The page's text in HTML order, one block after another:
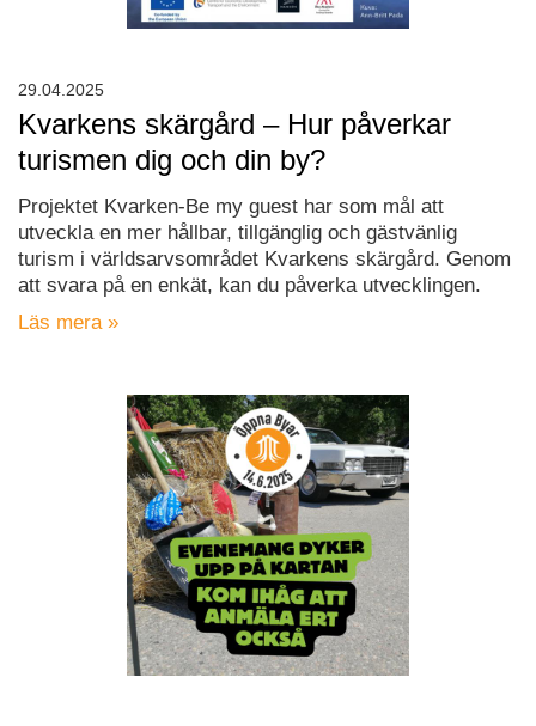
Kvarkens skärgård – Hur påverkar
turismen dig och din by?
Projektet Kvarken-Be my guest har som mål att
utveckla en mer hållbar, tillgänglig och gästvänlig
turism i världsarvsområdet Kvarkens skärgård. Genom
att svara på en enkät, kan du påverka utvecklingen.
Läs mera »
29.04.2025